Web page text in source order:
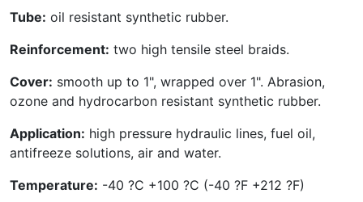
Tube: oil resistant synthetic rubber.
Reinforcement: two high tensile steel braids.
Cover: smooth up to 1", wrapped over 1". Abrasion,
ozone and hydrocarbon resistant synthetic rubber.
Application: high pressure hydraulic lines, fuel oil,
antifreeze solutions, air and water.
Temperature: -40 ?C +100 ?C (-40 ?F +212 ?F)